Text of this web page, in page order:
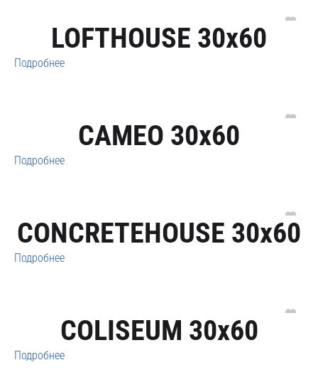
LOFTHOUSE 30x60
Подробнее
CAMEO 30x60
Подробнее
CONCRETEHOUSE 30x60
Подробнее
COLISEUM 30x60
Подробнее